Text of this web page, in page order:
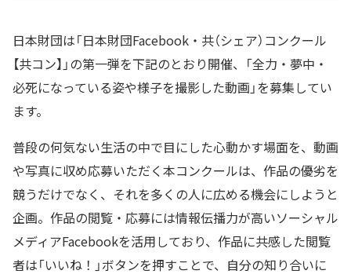
日本財団は「日本財団Facebook・共（シェア）コンクール
【共コン】」の第一弾を下記のとおり開催、「全力・夢中・
必死になっている姿や様子を撮影した動画」を募集してい
ます。
普段の何気ない生活の中で目にした心動かす場面を、動画
や写真に収め応募いただく本コンクールは、作品の優劣を
競うだけでなく、それを多くの人に広める機会にしようと
企画。作品の閲覧・応募には情報伝播力が高いソーシャル
メディアFacebookを活用しており、作品に共感した閲覧
者は「いいね！」ボタンを押すことで、自分の知り合いに